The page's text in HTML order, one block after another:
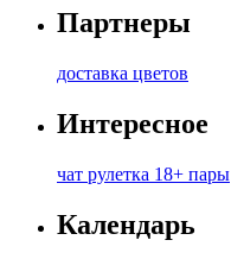
Партнеры
доставка цветов
Интересное
чат рулетка 18+ пары
Календарь